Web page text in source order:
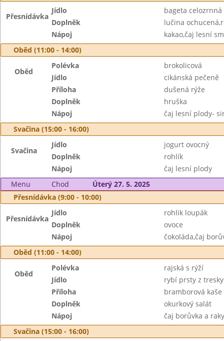
Přesnídávka
Jídlo
bageta celozrnná
Doplněk
lučina
Nápoj
kakao,čaj lesní
Oběd (11:00 - 14:00)
Oběd
Polévka
brokolicová
Jídlo
cikánská pečeně
Příloha
dušená rýže
Doplněk
hruška
Nápoj
čaj lesní plody-
Svačina (15:00 - 16:00)
Svačina
Jídlo
jogurt ovocný
Doplněk
rohlík
Nápoj
čaj lesní plody
Menu
Chod
Úterý 27. 5. 2025
Přesnídávka (9:00 - 10:00)
Přesnídávka
Jídlo
rohlik loupák
Doplněk
ovoce
Nápoj
čokoláda,čaj
Oběd (11:00 - 14:00)
Oběd
Polévka
rajská s rýží
Jídlo
rybí prsty z tresky
Příloha
bramborová
Doplněk
okurkový salát
Nápoj
čaj borůvka a
Svačina (15:00 - 16:00)